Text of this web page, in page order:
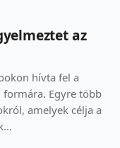
az
hívta fel a
formára. Egyre több
amelyek célja a